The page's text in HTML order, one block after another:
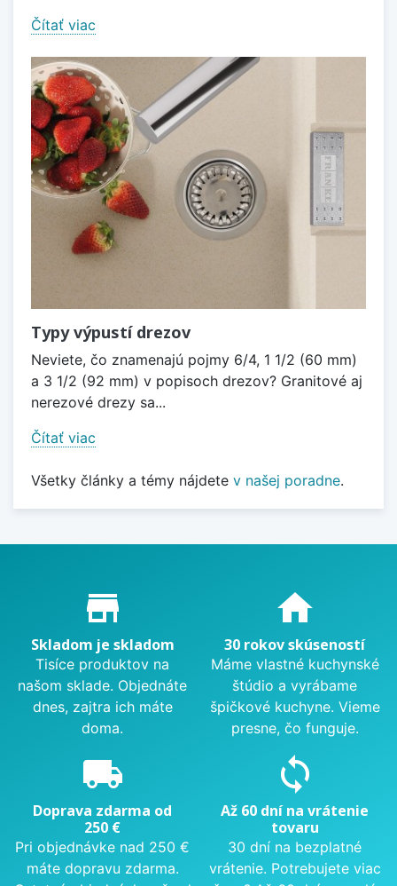
Čítať viac
Typy výpustí drezov
Neviete, čo znamenajú pojmy 6/4, 1 1/2 (60 mm)
a 3 1/2 (92 mm) v popisoch drezov? Granitové aj
nerezové drezy sa...
Čítať viac
Všetky články a témy nájdete v našej poradne.
Proč nakupovat u nás?
store_mall_directory
Skladom je skladom
Tisíce produktov na
našom sklade. Objednáte
dnes, zajtra ich máte
doma.
home
30 rokov skúseností
Máme vlastné kuchynské
štúdio a vyrábame
špičkové kuchyne. Vieme
presne, čo funguje.
local_shipping
Doprava zdarma od
250 €
Pri objednávke nad 250 €
máte dopravu zdarma.
sync
Až 60 dní na vrátenie
tovaru
30 dní na bezplatné
vrátenie. Potrebujete viac